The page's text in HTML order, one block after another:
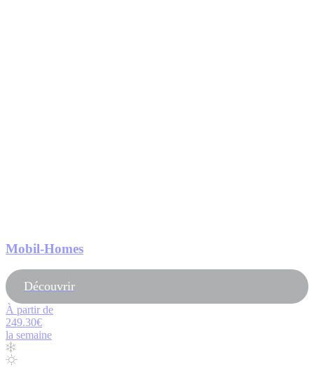
Mobil-Homes
Découvrir
À partir de
249.30€
la semaine